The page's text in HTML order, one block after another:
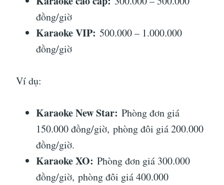
đồng/giờ
Karaoke VIP: 500.000 – 1.000.000
đồng/giờ
Ví dụ:
Karaoke New Star: Phòng đơn giá
150.000 đồng/giờ, phòng đôi giá 200.000
đồng/giờ.
Karaoke XO: Phòng đơn giá 300.000
đồng/giờ, phòng đôi giá 400.000